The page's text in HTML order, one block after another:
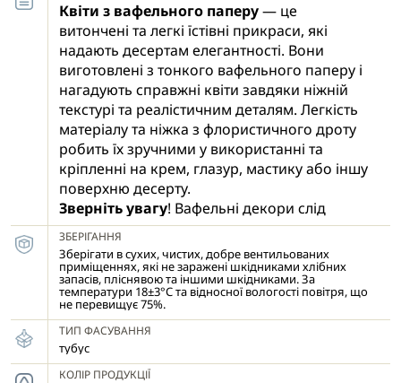
Квіти з вафельного паперу— це
витончені та легкі їстівні прикраси, які
надають десертам елегантності. Вони
виготовлені з тонкого вафельного паперу і
нагадують справжні квіти завдяки ніжній
текстурі та реалістичним деталям. Легкість
матеріалу та ніжка з флористичного дроту
робить їх зручними у використанні та
кріпленні на крем, глазур, мастику або іншу
поверхню десерту.
Зверніть увагу! Вафельні декори слід
встановлювати на десерт безпосередньо
перед подачею. Це допоможе уникнути
деформації чи розм'якшення прикраси.
Якщо десерт зберігався в холодильнику,
слід дочекатися, поки поверхня повністю
висохне і тільки тоді встановлювати декор,
щоб конденсат не деформував прикраси
або не змінив їх колір.
ЗБЕРІГАННЯ
Зберігати в сухих, чистих, добре вентильованих
приміщеннях, які не заражені шкідниками хлібних
запасів, пліснявою та іншими шкідниками. За
температури 18±3°С та відносної вологості повітря, що
не перевищує 75%.
ТИП ФАСУВАННЯ
тубус
КОЛІР ПРОДУКЦІЇ